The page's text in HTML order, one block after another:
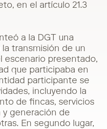
en el artículo 21.3
a la DGT una
transmisión de un
escenario presentado,
que participaba en
participante se
incluyendo la
de fincas, servicios
y generación de
En segundo lugar,